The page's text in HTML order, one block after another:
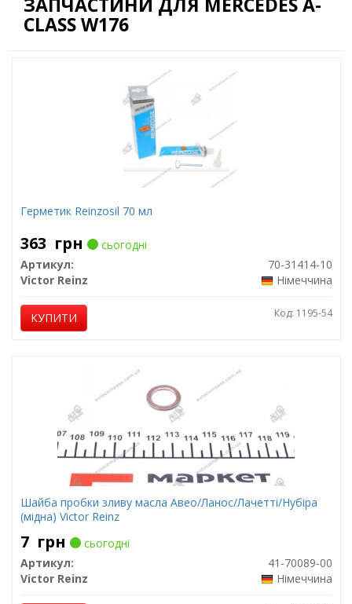
CLASS W176
Герметик Reinzosil 70 мл
363 грн
сьогодні
Артикул:
70-31414-10
Victor Reinz
Німеччина
КУПИТИ Код: 1195-54
Шайба пробки зливу масла Авео/Ланос/Лачетті/Нубіра
(мідна) Victor Reinz
7 грн
сьогодні
Артикул:
41-70089-00
Victor Reinz
Німеччина